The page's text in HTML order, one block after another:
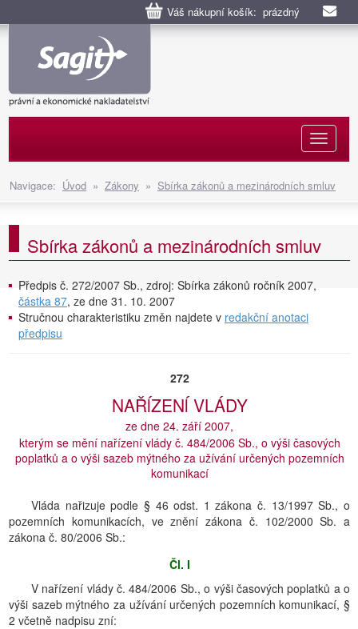
Váš nákupní košík: prázdný
Navigace: Úvod » Zákony » Sbírka zákonů a mezinárodních smluv
Sbírka zákonů a mezinárodních smluv
Předpis č. 272/2007 Sb., zdroj: Sbírka zákonů ročník 2007,
částka 87, ze dne 31. 10. 2007
Stručnou charakteristiku změn najdete v redakční anotaci
předpisu
272
NAŘĺZENĺ VLÁDY
ze dne 24. září 2007,
kterým se mění nařízení vlády č. 484/2006 Sb., o výši časových
poplatků a o výši sazeb mýtného za užívání určených pozemních
komunikací
Vláda nařizuje podle § 46 odst. 1 zákona č. 13/1997 Sb., o
pozemních komunikacích, ve znění zákona č. 102/2000 Sb. a
zákona č. 80/2006 Sb.:
Čl. I
V nařízení vlády č. 484/2006 Sb., o výši časových poplatků a o
výši sazeb mýtného za užívání určených pozemních komunikací, §
2 včetně nadpisu zní: